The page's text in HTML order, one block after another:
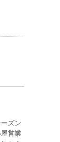
ズン
営業